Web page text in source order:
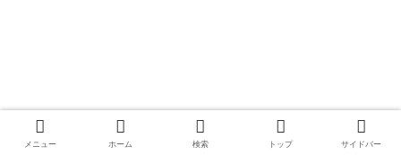
メニュー ホーム 検索 トップ サイドバー